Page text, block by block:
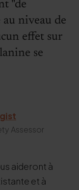
"de
niveau de
effet sur
se
Assessor
aideront à
et à